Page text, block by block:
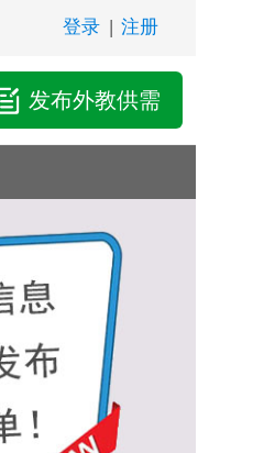
登录 | 注册
发布外教供需